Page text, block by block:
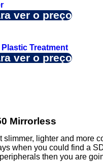
ver o preço
Treatment
ver o preço
Mirrorless
slimmer, lighter and more
when you could find a
then you are